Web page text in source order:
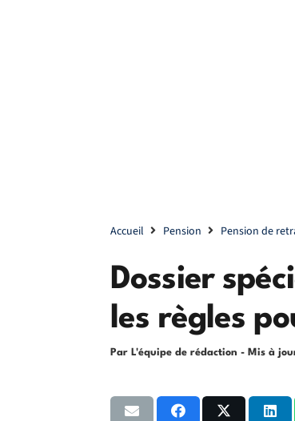
Accueil Pension Pension de
Dossier
les règles
Par L'équipe de rédaction - Mis à